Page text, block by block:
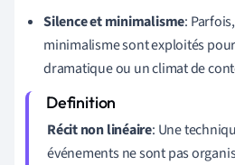
Silence et minimalisme:
minimalisme sont exploités
dramatique ou un climat de
Récit non linéaire: Une
événements ne sont pas